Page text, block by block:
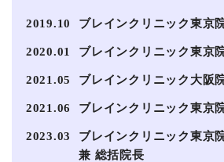
2019.10 ブレインクリニック東京
2020.01 ブレインクリニック東京
2021.05 ブレインクリニック大阪
2021.06 ブレインクリニック東京
2023.03
ブレインクリニック東京
兼 総括院長